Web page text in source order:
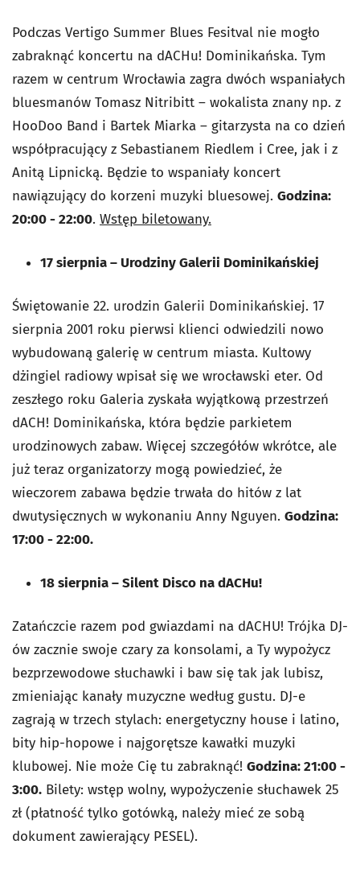
Podczas Vertigo Summer Blues Fesitval nie mogło
zabraknąć koncertu na dACHu! Dominikańska. Tym
razem w centrum Wrocławia zagra dwóch wspaniałych
bluesmanów Tomasz Nitribitt – wokalista znany np. z
HooDoo Band i Bartek Miarka – gitarzysta na co dzień
współpracujący z Sebastianem Riedlem i Cree, jak i z
Anitą Lipnicką. Będzie to wspaniały koncert
nawiązujący do korzeni muzyki bluesowej. Godzina:
20:00 - 22:00. Wstęp biletowany.
17 sierpnia– Urodziny Galerii Dominikańskiej
Świętowanie 22. urodzin Galerii Dominikańskiej. 17
sierpnia 2001 roku pierwsi klienci odwiedzili nowo
wybudowaną galerię w centrum miasta. Kultowy
dżingiel radiowy wpisał się we wrocławski eter. Od
zeszłego roku Galeria zyskała wyjątkową przestrzeń
dACH! Dominikańska, która będzie parkietem
urodzinowych zabaw. Więcej szczegółów wkrótce, ale
już teraz organizatorzy mogą powiedzieć, że
wieczorem zabawa będzie trwała do hitów z lat
dwutysięcznych w wykonaniu Anny Nguyen. Godzina:
17:00 - 22:00.
18 sierpnia–Silent Disco na dACHu!
Zatańczcie razem pod gwiazdami na dACHU! Trójka DJ-
ów zacznie swoje czary za konsolami, a Ty wypożycz
bezprzewodowe słuchawki i baw się tak jak lubisz,
zmieniając kanały muzyczne według gustu. DJ-e
zagrają w trzech stylach: energetyczny house i latino,
bity hip-hopowe i najgorętsze kawałki muzyki
klubowej. Nie może Cię tu zabraknąć! Godzina: 21:00 -
3:00. Bilety: wstęp wolny, wypożyczenie słuchawek 25
zł (płatność tylko gotówką, należy mieć ze sobą
dokument zawierający PESEL).